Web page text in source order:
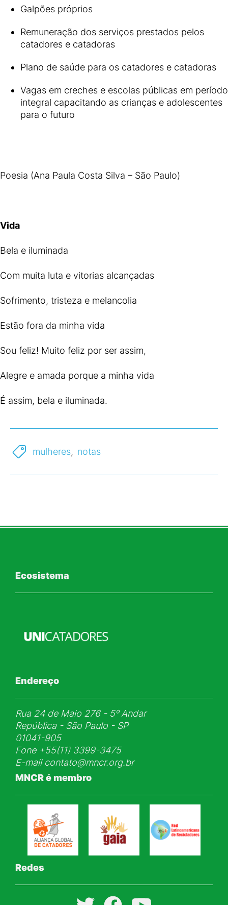
Galpões próprios
Remuneração dos serviços prestados pelos
catadores e catadoras
Plano de saúde para os catadores e catadoras
Vagas em creches e escolas públicas em período
integral capacitando as crianças e adolescentes
para o futuro
Poesia (Ana Paula Costa Silva – São Paulo)
Vida
Bela e iluminada
Com muita luta e vitorias alcançadas
Sofrimento, tristeza e melancolia
Estão fora da minha vida
Sou feliz! Muito feliz por ser assim,
Alegre e amada porque a minha vida
É assim, bela e iluminada.
mulheres, notas
Ecosistema
Endereço
Rua 24 de Maio 276 - 5ᵒ Andar
República - São Paulo - SP
01041-905
Fone+55(11) 3399-3475
E-mail contato@mncr.org.br
MNCR é membro
Redes